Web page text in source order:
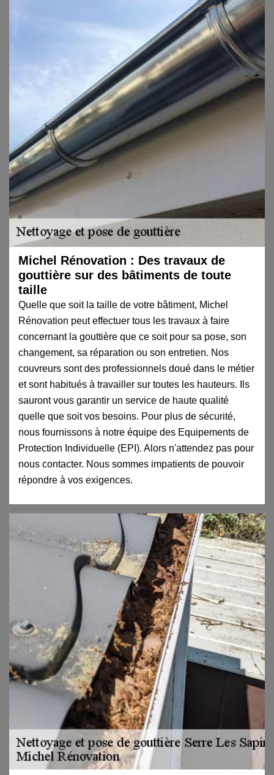
Michel Rénovation : Des travaux de
gouttière sur des bâtiments de toute
taille
Quelle que soit la taille de votre bâtiment, Michel
Rénovation peut effectuer tous les travaux à faire
concernant la gouttière que ce soit pour sa pose, son
changement, sa réparation ou son entretien. Nos
couvreurs sont des professionnels doué dans le métier
et sont habitués à travailler sur toutes les hauteurs. Ils
sauront vous garantir un service de haute qualité
quelle que soit vos besoins. Pour plus de sécurité,
nous fournissons à notre équipe des Equipements de
Protection Individuelle (EPI). Alors n'attendez pas pour
nous contacter. Nous sommes impatients de pouvoir
répondre à vos exigences.